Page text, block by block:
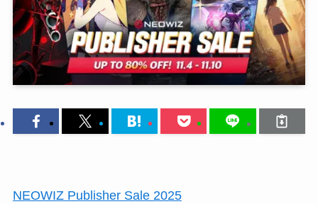
NEOWIZ Publisher Sale 2025